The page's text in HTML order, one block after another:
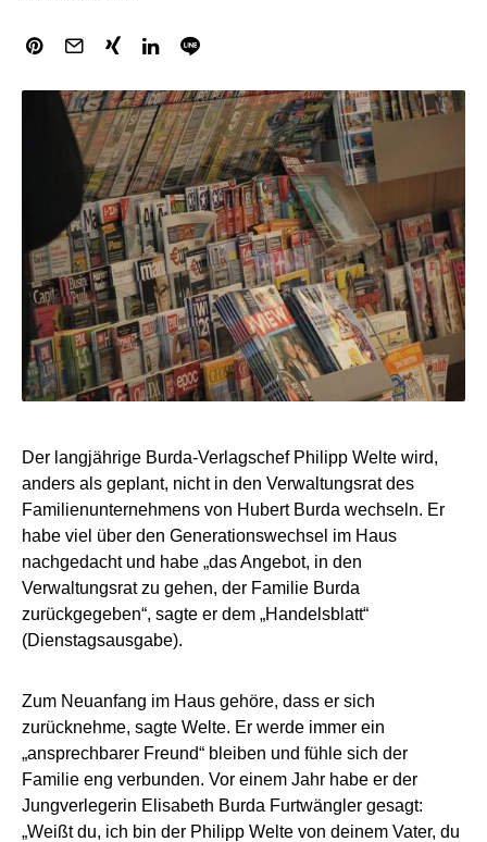
Der langjährige Burda-Verlagschef Philipp Welte wird,
anders als geplant, nicht in den Verwaltungsrat des
Familienunternehmens von Hubert Burda wechseln. Er
habe viel über den Generationswechsel im Haus
nachgedacht und habe „das Angebot, in den
Verwaltungsrat zu gehen, der Familie Burda
zurückgegeben“, sagte er dem „Handelsblatt“
(Dienstagsausgabe).
Zum Neuanfang im Haus gehöre, dass er sich
zurücknehme, sagte Welte. Er werde immer ein
„ansprechbarer Freund“ bleiben und fühle sich der
Familie eng verbunden. Vor einem Jahr habe er der
Jungverlegerin Elisabeth Burda Furtwängler gesagt:
„Weißt du, ich bin der Philipp Welte von deinem Vater, du